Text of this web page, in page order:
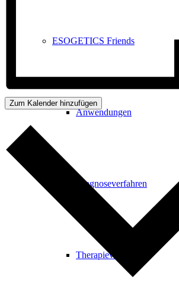
ESOGETICS Friends
Anwendungen
Diagnoseverfahren
Therapieverfahren
Zum Kalender hinzufügen